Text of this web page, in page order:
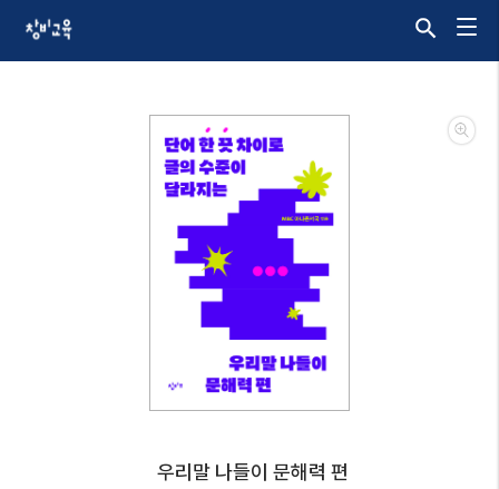
우리말 나들이 문해력 편